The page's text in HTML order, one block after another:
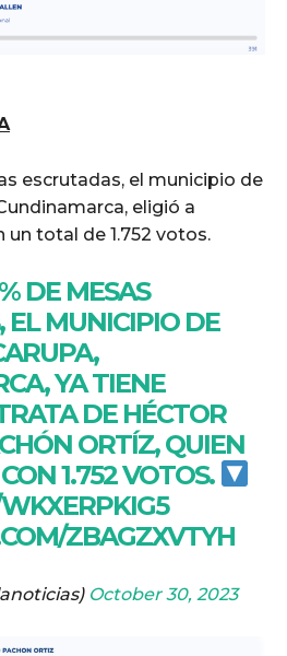
escrutadas, el municipio de
eligió a
un total de 1.752 votos.
DE MESAS
EL MUNICIPIO DE
YA TIENE
DE HÉCTOR
ORTÍZ, QUIEN
1.752 VOTOS.
ZBAGZXVTYH
October 30, 2023